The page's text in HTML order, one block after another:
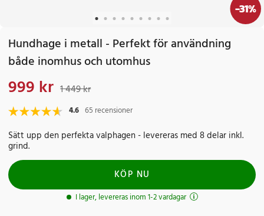
-31%
Hundhage i metall - Perfekt för användning
både inomhus och utomhus
Nuvarande pris
999 kr 1 449 kr
4.6 65 recensioner
Sätt upp den perfekta valphagen - levereras med 8 delar inkl.
grind.
KÖP NU
I lager, levereras inom 1-2 vardagar